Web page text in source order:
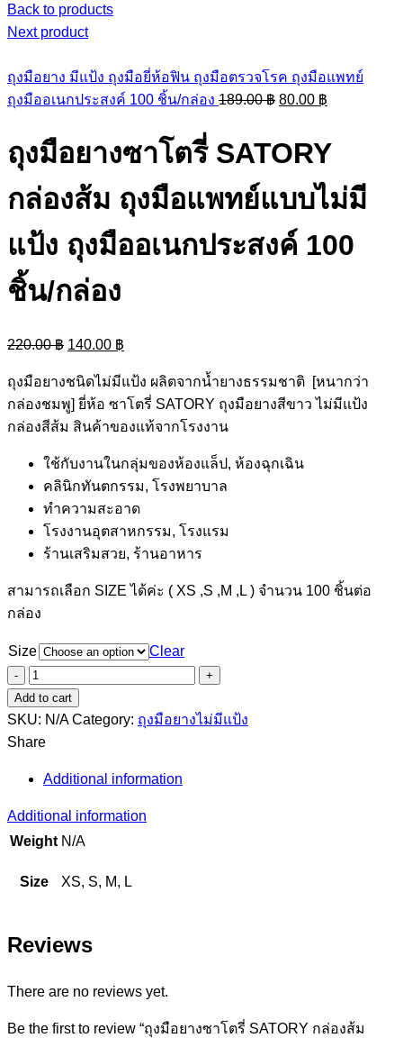
price
was:
Back to products
Next product
ถุงมือยาง มีแป้ง ถุงมือยี่ห้อฟิน ถุงมือตรวจโรค ถุงมือแพทย์
ถุงมืออเนกประสงค์ 100 ชิ้น/กล่อง 189.00฿ Original
was:
189.00 ฿.
80.00 ฿
is:
ถุงมือยางซาโตรี่ SATORY
กล่องส้ม ถุงมือแพทย์แบบไม่มี
แป้ง ถุงมืออเนกประสงค์ 100
ชิ้น/กล่อง
220.00฿ Original
was:
220.00 ฿.
140.00 ฿
is:
140.00 ฿.
ถุงมือยางชนิดไม่มีแป้ง ผลิตจากน้ำยางธรรมชาติ [หนากว่า
กล่องชมพู] ยี่ห้อ ซาโตรี่ SATORY ถุงมือยางสีขาว ไม่มีแป้ง
กล่องสีส้ม สินค้าของแท้จากโรงงาน
ใช้กับงานในกลุ่มของห้องแล็ป, ห้องฉุกเฉิน
คลินิกทันตกรรม, โรงพยาบาล
ทำความสะอาด
โรงงานอุตสาหกรรม, โรงแรม
ร้านเสริมสวย, ร้านอาหาร
สามารถเลือก SIZE ได้ค่ะ ( XS ,S ,M ,L ) จำนวน 100 ชิ้นต่อ
กล่อง
Size
Clear
ถุงมือ
ยาง
ซา
โต
SATORY
กล่อง
ถุงมือ
แพทย์
แป้ง
อเนกประสงค์
ชิ้น/
Add to cart
SKU: N/A Category: ถุงมือยางไม่มีแป้ง
Share
Additional information
Additional information
Weight N/A
Size XS, S, M, L
Reviews
There are no reviews yet.
Be the first to review “ถุงมือยางซาโตรี่ SATORY กล่องส้ม